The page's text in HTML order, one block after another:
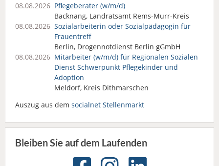
08.08.2026 Pflegeberater (w/m/d)
Backnang, Landratsamt Rems-Murr-Kreis
08.08.2026 Sozialarbeiterin oder Sozialpädagogin für
Frauentreff
Berlin, Drogennotdienst Berlin gGmbH
08.08.2026 Mitarbeiter (w/m/d) für Regionalen Sozialen
Dienst Schwerpunkt Pflegekinder und
Adoption
Meldorf, Kreis Dithmarschen
Auszug aus dem socialnet Stellenmarkt
Bleiben Sie auf dem Laufenden